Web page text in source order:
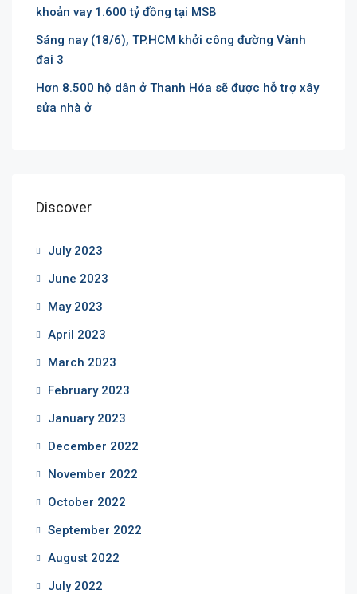
khoản vay 1.600 tỷ đồng tại MSB
Sáng nay (18/6), TP.HCM khởi công đường Vành
đai 3
Hơn 8.500 hộ dân ở Thanh Hóa sẽ được hỗ trợ xây
sửa nhà ở
Discover
July 2023
June 2023
May 2023
April 2023
March 2023
February 2023
January 2023
December 2022
November 2022
October 2022
September 2022
August 2022
July 2022